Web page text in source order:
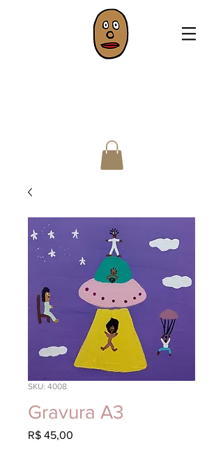
SKU: 4008
Gravura A3
R$ 45,00